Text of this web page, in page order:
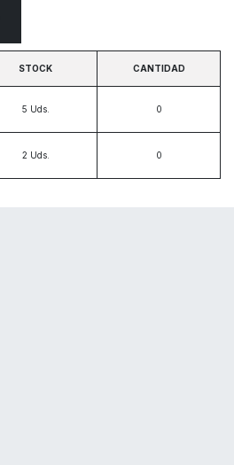
STOCK CANTIDAD
5 Uds.
2 Uds.